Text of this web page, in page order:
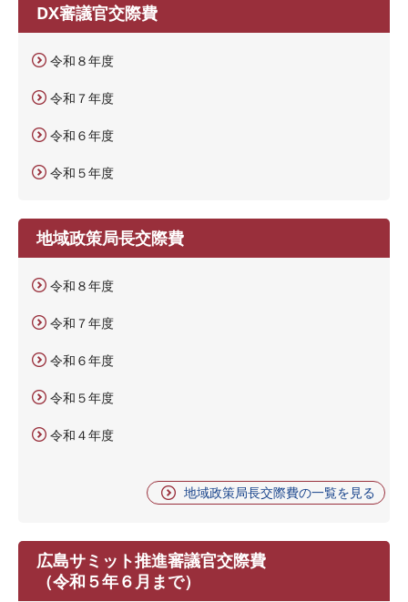
DX審議官交際費
令和８年度
令和７年度
令和６年度
令和５年度
地域政策局長交際費
令和８年度
令和７年度
令和６年度
令和５年度
令和４年度
地域政策局長交際費の一覧を見る
広島サミット推進審議官交際費
（令和５年６月まで）